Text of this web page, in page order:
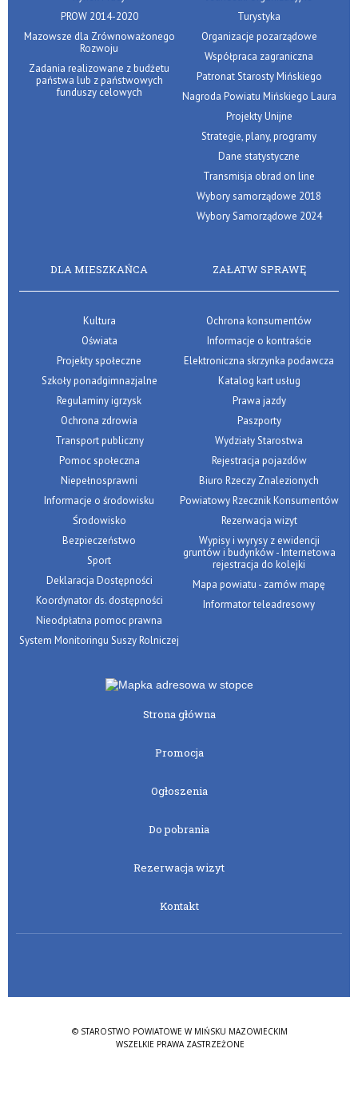
PROW 2014-2020
Mazowsze dla Zrównoważonego
Rozwoju
Zadania realizowane z budżetu
państwa lub z państwowych
funduszy celowych
Turystyka
Organizacje pozarządowe
Współpraca zagraniczna
Patronat Starosty Mińskiego
Nagroda Powiatu Mińskiego Laura
Projekty Unijne
Strategie, plany, programy
Dane statystyczne
Transmisja obrad on line
Wybory samorządowe 2018
Wybory Samorządowe 2024
DLA MIESZKAŃCA
Kultura
Oświata
Projekty społeczne
Szkoły ponadgimnazjalne
Regulaminy igrzysk
Ochrona zdrowia
Transport publiczny
Pomoc społeczna
Niepełnosprawni
Informacje o środowisku
Środowisko
Bezpieczeństwo
Sport
Deklaracja Dostępności
Koordynator ds. dostępności
Nieodpłatna pomoc prawna
System Monitoringu Suszy Rolniczej
ZAŁATW SPRAWĘ
Ochrona konsumentów
Informacje o kontraście
Elektroniczna skrzynka podawcza
Katalog kart usług
Prawa jazdy
Paszporty
Wydziały Starostwa
Rejestracja pojazdów
Biuro Rzeczy Znalezionych
Powiatowy Rzecznik Konsumentów
Rezerwacja wizyt
Wypisy i wyrysy z ewidencji
gruntów i budynków - Internetowa
rejestracja do kolejki
Mapa powiatu - zamów mapę
Informator teleadresowy
Strona główna
Promocja
Ogłoszenia
Do pobrania
Rezerwacja wizyt
Kontakt
© STAROSTWO POWIATOWE W MIŃSKU MAZOWIECKIM
WSZELKIE PRAWA ZASTRZEŻONE